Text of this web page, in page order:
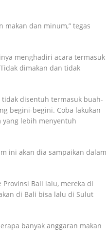
makan dan minum,” tegas
menghadiri acara termasuk
dimakan dan tidak
disentuh termasuk buah-
begini-begini. Coba lakukan
yang lebih menyentuh
ini akan dia sampaikan dalam
Provinsi Bali lalu, mereka di
di Bali bisa lalu di Sulut
banyak anggaran makan